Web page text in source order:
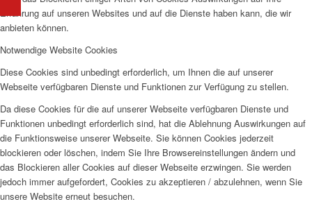
Erfahrung auf unseren Websites und auf die Dienste haben kann, die wir
anbieten können.
Notwendige Website Cookies
Diese Cookies sind unbedingt erforderlich, um Ihnen die auf unserer
Webseite verfügbaren Dienste und Funktionen zur Verfügung zu stellen.
Da diese Cookies für die auf unserer Webseite verfügbaren Dienste und
Funktionen unbedingt erforderlich sind, hat die Ablehnung Auswirkungen auf
die Funktionsweise unserer Webseite. Sie können Cookies jederzeit
blockieren oder löschen, indem Sie Ihre Browsereinstellungen ändern und
das Blockieren aller Cookies auf dieser Webseite erzwingen. Sie werden
jedoch immer aufgefordert, Cookies zu akzeptieren / abzulehnen, wenn Sie
unsere Website erneut besuchen.